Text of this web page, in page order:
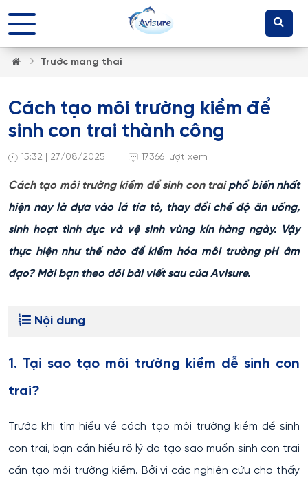
Trước mang thai
Cách tạo môi trường kiềm để
sinh con trai thành công
15:32 | 27/08/2025 17366 lượt xem
Cách tạo môi trường kiềm để sinh con traiphổ biến nhất
hiện nay là dựa vào lá tía tô, thay đổi chế độ ăn uống,
sinh hoạt tình dục và vệ sinh vùng kín hàng ngày. Vậy
thực hiện như thế nào để kiềm hóa môi trường pH âm
đạo? Mời bạn theo dõi bài viết sau của Avisure.
Nội dung
1. Tại sao tạo môi trường kiềm dễ sinh con
trai?
Trước khi tìm hiểu về cách tạo môi trường kiềm để sinh
con trai, bạn cần hiểu rõ lý do tạo sao muốn sinh con trai
cần tạo môi trường kiềm. Bởi vì các nghiên cứu cho thấy